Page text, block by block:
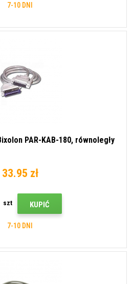
7-10 DNI
PAR-KAB-180, równoległy
33.95 zł
szt KUPIĆ
7-10 DNI